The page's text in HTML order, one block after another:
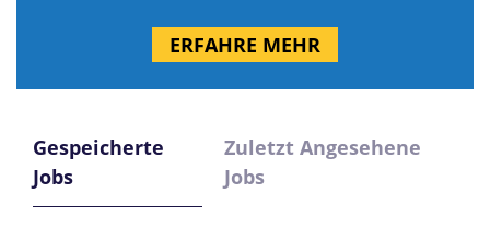
ERFAHRE MEHR
Gespeicherte
Jobs
Zuletzt Angesehene
Jobs